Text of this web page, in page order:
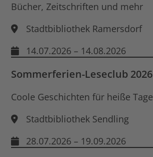
Bücher, Zeitschriften und mehr
Stadtbibliothek Ramersdorf
14.07.2026 – 14.08.2026
Sommerferien-Leseclub 2026
Coole Geschichten für heiße Tage
Stadtbibliothek Sendling
28.07.2026 – 19.09.2026